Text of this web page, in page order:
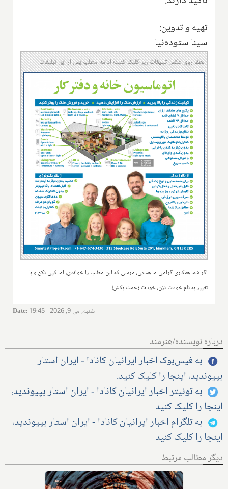
تهیه و تدوین:
سینا ستوده‌نیا
لطفا روی عکس تبلیغات زیر کلیک کنید؛ ادامه مطلب پس از این تبلیغات
اگر شما همکاری گرامی ما هستی، مرسی که این مطلب را خواندی، اما کپی نکن و با
تغییر به نام خودت نزن، خودت زحمت بکش!
Date: شنبه, می 9, 2026 - 19:45
درباره نویسنده/هنرمند
به فیس‌بوک اخبار ایرانیان کانادا - ایران استار
بپیوندید، اینجا را کلیک کنید.
به توئیتر اخبار ایرانیان کانادا - ایران استار بپیوندید،
اینجا را کلیک کنید
به تلگرام اخبار ایرانیان کانادا - ایران استار بپیوندید،
اینجا را کلیک کنید
دیگر مطالب مرتبط